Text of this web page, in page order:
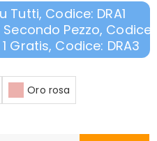
Tutti, Codice: DRA1
Pezzo, Codice:
Gratis, Codice: DRA3
Oro rosa